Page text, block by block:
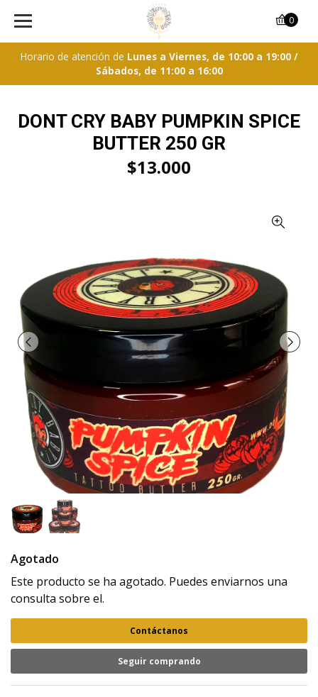
Horario de atención de Lunes a Viernes, de 10:00 a 19:00 /
Sábados, de 11:00 a 16:00
0
DONT CRY BABY PUMPKIN SPICE
BUTTER 250 GR
$13.000
Agotado
Este producto se ha agotado. Puedes enviarnos una
consulta sobre el.
Contáctanos
Seguir comprando